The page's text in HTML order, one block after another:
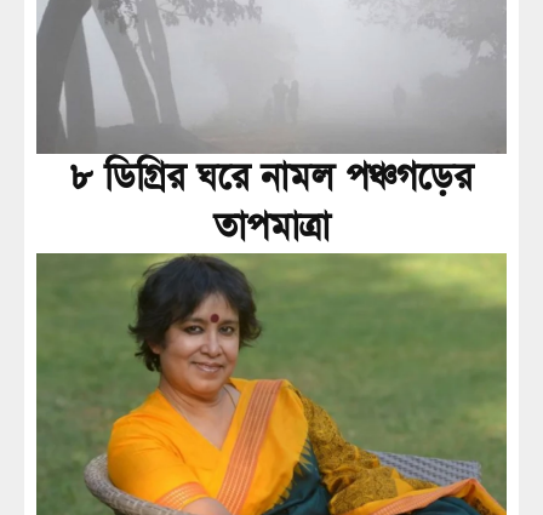
৮ ডিগ্রির ঘরে নামল পঞ্চগড়ের
তাপমাত্রা